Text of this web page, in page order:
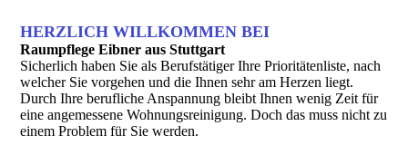
HERZLICH WILLKOMMEN BEI
Raumpflege Eibner aus Stuttgart
Sicherlich haben Sie als Berufstätiger Ihre Prioritätenliste, nach
welcher Sie vorgehen und die Ihnen sehr am Herzen liegt.
Durch Ihre berufliche An­spannung bleibt Ihnen wenig Zeit für
eine angemessene Wohnungs­reinigung. Doch das muss nicht zu
einem Problem für Sie werden.